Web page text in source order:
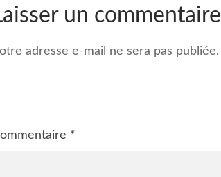
un commentaire
adresse e-mail ne sera pas publiée.
*